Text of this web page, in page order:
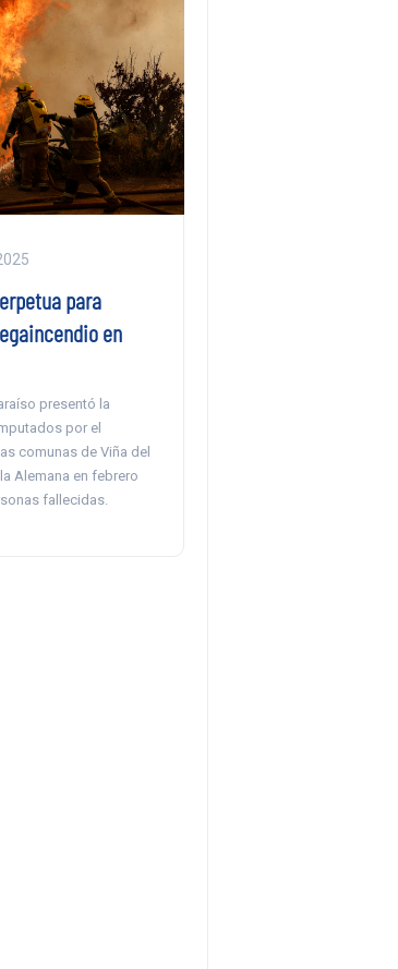
para
en
presentó la
por el
comunas de Viña del
Alemana en febrero
fallecidas.